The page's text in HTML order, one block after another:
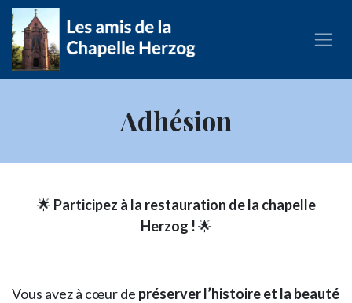
Se rendre au contenu
Adhésion
🌟 Participez à la restauration de la chapelle
Herzog !🌟
Vous avez à cœur de préserver l’histoire et la beauté